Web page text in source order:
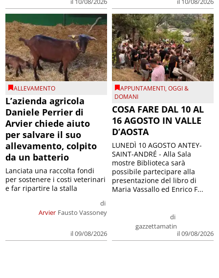
ALLEVAMENTO
L’azienda agricola
Daniele Perrier di
Arvier chiede aiuto
per salvare il suo
allevamento, colpito
da un batterio
Arvier
di
Fausto Vassoney
il 09/08/2026
Lanciata una raccolta fondi
per sostenere i costi veterinari
e far ripartire la stalla
APPUNTAMENTI,OGGI &
DOMANI
COSA FARE DAL 10 AL
16 AGOSTO IN VALLE
D’AOSTA
di
gazzettamatin
il 09/08/2026
LUNEDÌ 10 AGOSTO ANTEY-
SAINT-ANDRÉ - Alla Sala
mostre Biblioteca sarà
possibile partecipare alla
presentazione del libro di
Maria Vassallo ed Enrico F...